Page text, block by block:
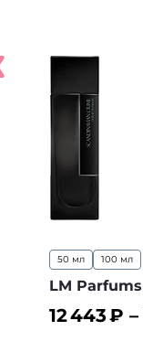
50 мл 100 мл
LM Parfums
12 443₽ –